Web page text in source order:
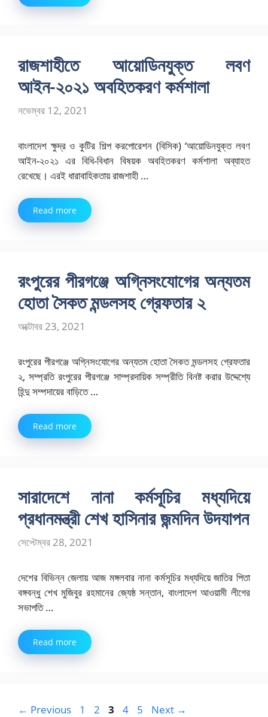
রাজশাহীতে আয়োডিনযুক্ত লবণ
আইন-২০২১ অবহিতকরণ কর্মশালা
নভেম্বর 12, 2021
বাংলাদেশ ক্ষুদ্র ও কুটির শিল্প করপোরেশন (বিসিক) ‘আয়োডিনযুক্ত লবণ
আইন-২০২১ এর বিধি-বিধান বিষয়ক অবহিতকরণ কর্মশালা অব্যাহত
রেখেছে। এরই ধারাবাহিকতায় রাজশাহী …
Read more
রংপুরের পীরগঞ্জে অগ্নিসংযোগের অন্যতম
হোতা সৈকত মন্ডলসহ গ্রেফতার ২
অক্টোবর 23, 2021
রংপুরের পীরগঞ্জে অগ্নিসংযোগের অন্যতম হোতা সৈকত মন্ডলসহ গ্রেফতার
২, সম্প্রতি রংপুরের পীরগঞ্জে সাম্প্রদায়িক সম্প্রীতি বিনষ্ট করার উদ্দেশ্যে
হিন্দু সম্পদায়ের বাড়িতে …
Read more
সারাদেশে নানা কর্মসূচির মধ্যদিয়ে
প্রধানমন্ত্রী শেখ হাসিনার জন্মদিন উদযাপন
সেপ্টেম্বর 28, 2021
দেশের বিভিন্ন জেলায় আজ মঙ্গলবার নানা কর্মসূচির মধ্যদিয়ে জাতির পিতা
বঙ্গবন্ধু শেখ মুজিবুর রহমানের জ্যেষ্ঠ সন্তান, বাংলাদেশ আওয়ামী লীগের
সভাপতি …
Read more
← Previous Page
1 Page
2 Page
3 Page
4 Page
5 Next →